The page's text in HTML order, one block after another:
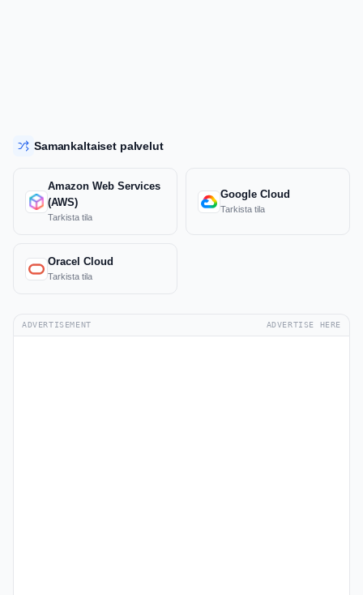
Samankaltaiset palvelut
Amazon Web Services
(AWS)
Tarkista tila
Google Cloud
Tarkista tila
Oracel Cloud
Tarkista tila
ADVERTISEMENT ADVERTISE HERE